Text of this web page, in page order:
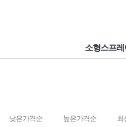
소형스프레
낮은가격순 높은가격순 최